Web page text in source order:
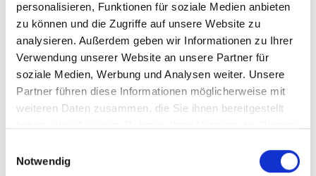
personalisieren, Funktionen für soziale Medien anbieten
zu können und die Zugriffe auf unsere Website zu
analysieren. Außerdem geben wir Informationen zu Ihrer
Verwendung unserer Website an unsere Partner für
soziale Medien, Werbung und Analysen weiter. Unsere
Partner führen diese Informationen möglicherweise mit
weiteren Daten zusammen, die Sie ihnen bereitgestellt
Notwendig
Schlichtes DesignHalbrund, verzinkt mit
Blechboden gelocht zum Wasserablauf.
Karabinerhaken zur Befestigung am Zaun.
Größe: 14 cm x 32 cm x 17 cm Was sind
die Vorteile eines Drahtgitter Korb?
Belüftung: Drahtgitter ermöglichen eine
Gerüche zu minimieren und die